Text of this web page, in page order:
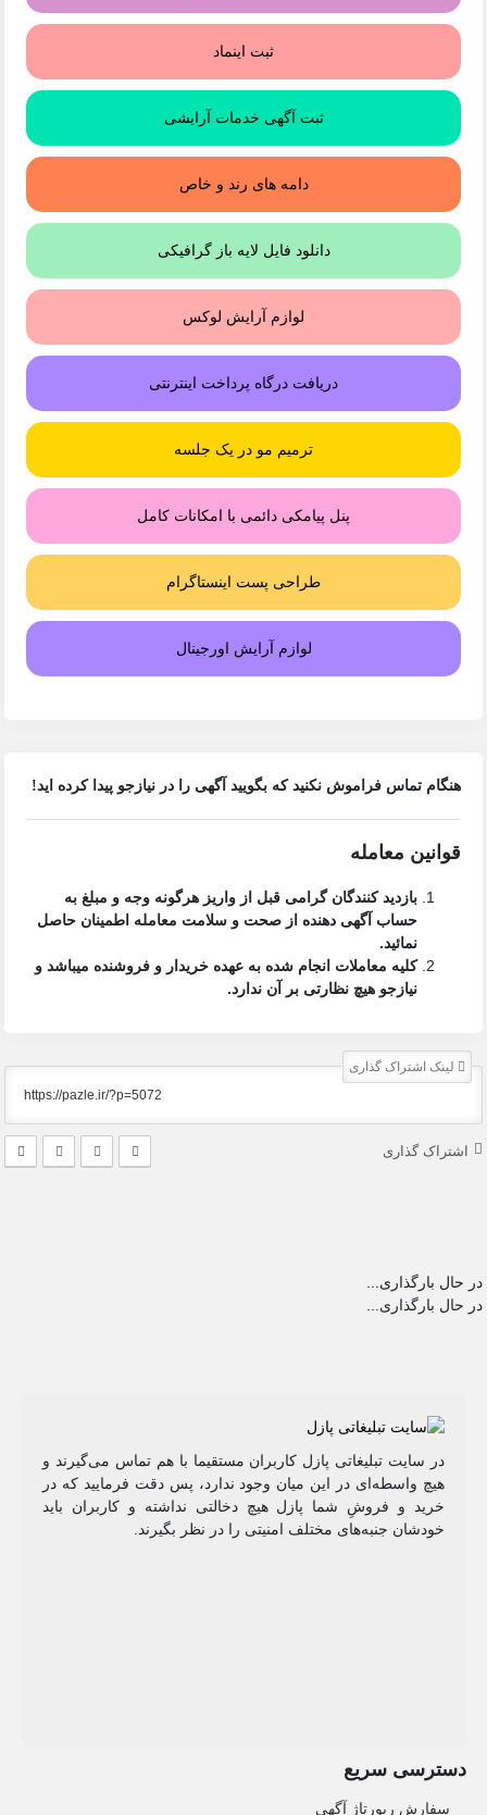
ثبت اینماد
ثبت آگهی خدمات آرایشی
دامه های رند و خاص
دانلود فایل لایه باز گرافیکی
لوازم آرایش لوکس
دریافت درگاه پرداخت اینترنتی
ترمیم مو در یک جلسه
پنل پیامکی دائمی با امکانات کامل
طراحی پست اینستاگرام
لوازم آرایش اورجینال
هنگام تماس فراموش نکنید که بگویید آگهی را درنیازجوپیدا کرده اید!
قوانین معامله
بازدید کنندگان گرامی قبل از واریز هرگونه وجه و مبلغ به
حساب آگهی دهنده از صحت و سلامت معامله اطمینان حاصل
نمائید.
کلیه معاملات انجام شده به عهده خریدار و فروشنده میباشد و
نیازجو هیچ نظارتی بر آن ندارد.
لینک اشتراک گذاری
اشتراک گذاری
در حال بارگذاری...
در حال بارگذاری...
در سایت تبلیغاتی پازل کاربران مستقیما با هم تماس می‌گیرند و
هیچ واسطه‌ای در این میان وجود ندارد، پس دقت فرمایید که در
خرید و فروشِ شما پازل هیچ دخالتی نداشته و کاربران باید
خودشان جنبه‌های مختلف امنیتی را در نظر بگیرند.
دسترسی سریع
سفارش رپورتاژ آگهی